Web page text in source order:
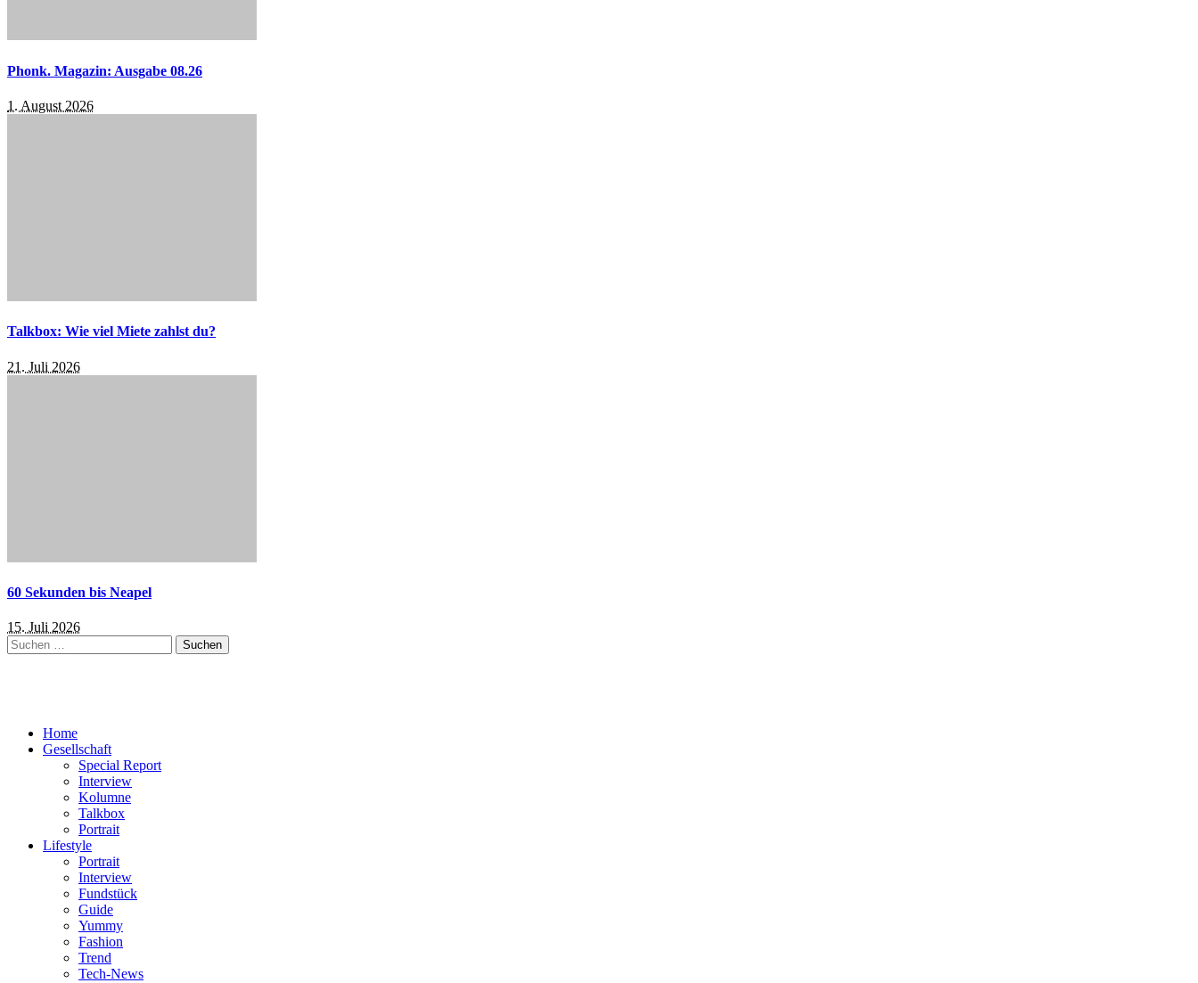
Phonk. Magazin: Ausgabe 08.26
1. August 2026
Talkbox: Wie viel Miete zahlst du?
21. Juli 2026
60 Sekunden bis Neapel
15. Juli 2026
Suchen
nach:
Home
Gesellschaft
Special Report
Interview
Kolumne
Talkbox
Portrait
Lifestyle
Portrait
Interview
Fundstück
Guide
Yummy
Fashion
Trend
Tech-News